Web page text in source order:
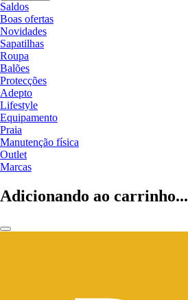
Saldos
Boas ofertas
Novidades
Sapatilhas
Roupa
Balões
Protecções
Adepto
Lifestyle
Equipamento
Praia
Manutenção física
Outlet
Marcas
Adicionando ao carrinho...